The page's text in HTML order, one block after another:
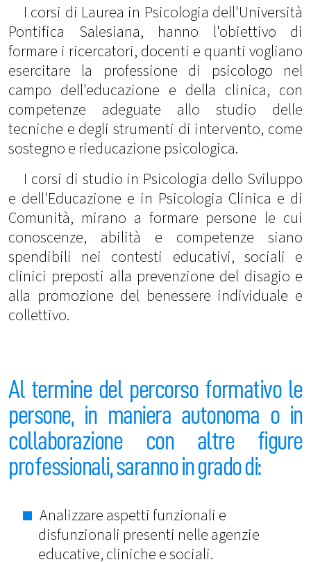
I corsi di Laurea in Psicologia dell'Università
Pontifica Salesiana, hanno l'obiettivo di
formare i ricercatori, docenti e quanti vogliano
esercitare la professione di psicologo nel
campo dell'educazione e della clinica, con
competenze adeguate allo studio delle
tecniche e degli strumenti di intervento, come
sostegno e rieducazione psicologica.
I corsi di studio in Psicologia dello Sviluppo
e dell'Educazione e in Psicologia Clinica e di
Comunità, mirano a formare persone le cui
conoscenze, abilità e competenze siano
spendibili nei contesti educativi, sociali e
clinici preposti alla prevenzione del disagio e
alla promozione del benessere individuale e
collettivo.
Al termine del percorso formativo le
persone, in maniera autonoma o in
collaborazione con altre figure
professionali, saranno in grado di:
Analizzare aspetti funzionali e
disfunzionali presenti nelle agenzie
educative, cliniche e sociali.